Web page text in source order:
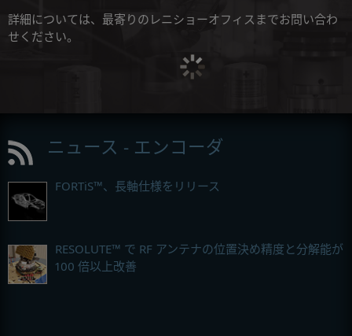
詳細については、最寄りのレニショーオフィスまでお問い合わ
せください。
ニュース - エンコーダ
FORTiS™、長軸仕様をリリース
RESOLUTE™ で RF アンテナの位置決め精度と分解能が
100 倍以上改善